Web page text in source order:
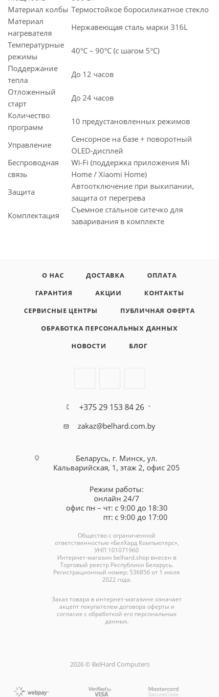
Материал колбы Термостойкое боросиликатное стекло
Материал
нагревателя
Нержавеющая сталь марки 316L
Температурные
режимы
40°C – 90°C (с шагом 5°C)
Поддержание
тепла
До 12 часов
Отложенный
старт
До 24 часов
Количество
программ
10 предустановленных режимов
Управление
Сенсорное на базе + поворотный
OLED-дисплей
Беспроводная
связь
Wi-Fi (поддержка приложения Mi
Home / Xiaomi Home)
Защита
Автоотключение при выкипании,
защита от перегрева
Комплектация
Съемное стальное ситечко для
заваривания в комплекте
О НАС ДОСТАВКА
ОПЛАТА
ГАРАНТИЯ
АКЦИИ
КОНТАКТЫ
СЕРВИСНЫЕ ЦЕНТРЫ
ПУБЛИЧНАЯ ОФЕРТА
ОБРАБОТКА ПЕРСОНАЛЬНЫХ ДАННЫХ
НОВОСТИ
БЛОГ
+375 29 153 84 26
zakaz@belhard.com.by
Беларусь, г. Минск, ул.
Кальварийская, 1, этаж 2, офис 205
Режим работы:
онлайн 24/7
офис пн – чт: с 9:00 до 18:30
пт: с 9:00 до 17:00
Общество с ограниченной
ответственностью «БелХард Компьютерс»,
УНП 101071960
Интернет-магазин belhard.shopвнесен в
Торговый реестр Республики Беларусь.
Регистрационный номер: 536856 от 1 июля
2022 года.
Заказ товара в интернет-магазине означает
акцепт покупателем договора оферты и
согласие с обработкой его персональных
данных.
2026 © BelHard Computers